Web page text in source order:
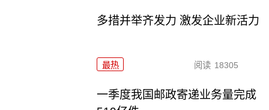
多措并举齐发力 激发企业新活力
最热 阅读 18305
一季度我国邮政寄递业务量完成